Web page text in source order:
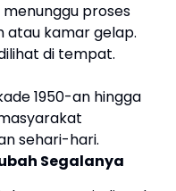
proses
atau kamar gelap.
di tempat.
1950-an hingga
sehari-hari.
Segalanya